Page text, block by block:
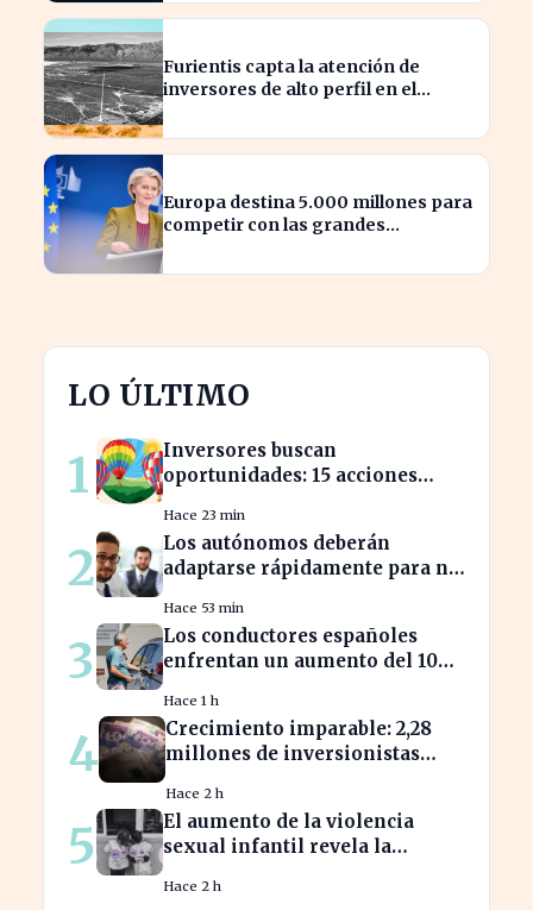
Furientis capta la atención de
inversores de alto perfil en el
Europa destina 5.000 millones para
competir con las grandes
LO ÚLTIMO
1
Inversores buscan
oportunidades: 15 acciones
bursátil
Hace 23 min
2
Los autónomos deberán
adaptarse rápidamente para no
nóminas
Hace 53 min
3
Los conductores españoles
enfrentan un aumento del 10%
desde marzo
Hace 1 h
4
Crecimiento imparable: 2,28
millones de inversionistas
de $123,7 billones
Hace 2 h
5
El aumento de la violencia
sexual infantil revela la
familiar
Hace 2 h